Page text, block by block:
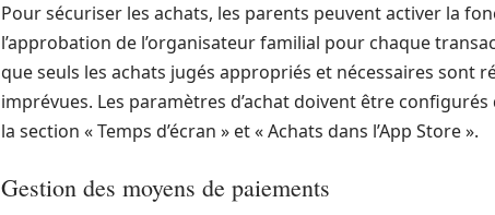
Pour sécuriser les achats, les parents peuvent activer la
l’approbation de l’organisateur familial pour chaque
que seuls les achats jugés appropriés et nécessaires sont
imprévues. Les paramètres d’achat doivent être configurés
la section « Temps d’écran » et « Achats dans l’App Store ».
Gestion des moyens de paiements